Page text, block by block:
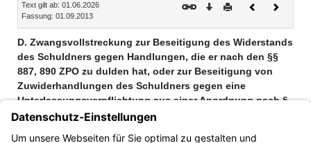
Text gilt ab: 01.06.2026
Fassung: 01.09.2013
Download
DruckenVorheriges
D. Zwangsvollstreckung zur Beseitigung des Widerstands
des Schuldners gegen Handlungen, die er nach den §§
887, 890 ZPO zu dulden hat, oder zur Beseitigung von
Zuwiderhandlungen des Schuldners gegen eine
Unterlassungsverpflichtung aus einer Anordnung nach §
1 GewSchG (§ 96 FamFG)
§ 133